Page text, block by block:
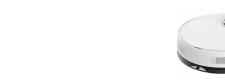
Купить в 1
В избранное